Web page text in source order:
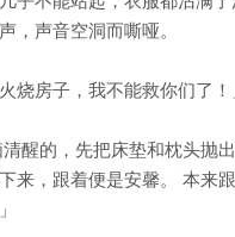
，声音空洞而嘶哑。
烧房子，我不能救你们了！
醒的，先把床垫和枕头抛
来，跟着便是安馨。 本来